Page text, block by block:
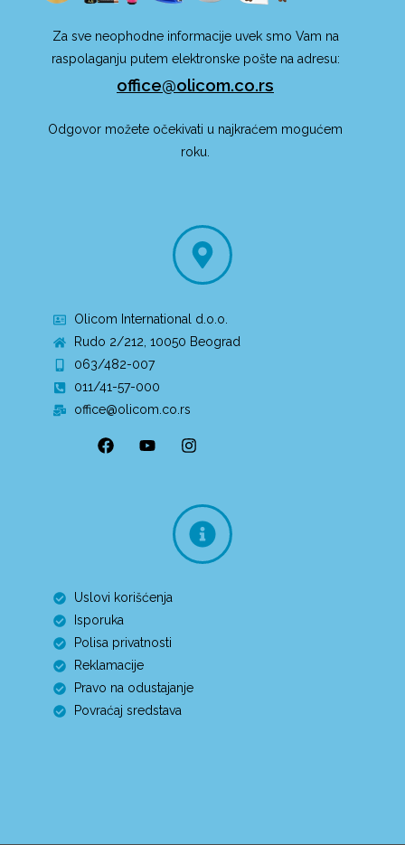
Za sve neophodne informacije uvek smo Vam na
raspolaganju putem elektronske pošte na adresu:
office@olicom.co.rs
Odgovor možete očekivati u najkraćem mogućem
roku.
Olicom International d.o.o.
Rudo 2/212, 10050 Beograd
063/482-007
011/41-57-000
office@olicom.co.rs
Uslovi korišćenja
Isporuka
Polisa privatnosti
Reklamacije
Pravo na odustajanje
Povraćaj sredstava